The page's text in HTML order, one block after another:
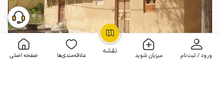
نقشه ورود / ثبت‌نام میزبان شوید علاقه‌مندی‌ها صفحه اصلی
OpenStreetMap